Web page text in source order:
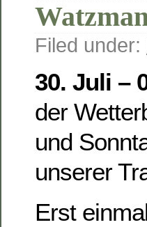
Filed under:
30. Juli –
der
und
unserer
Erst